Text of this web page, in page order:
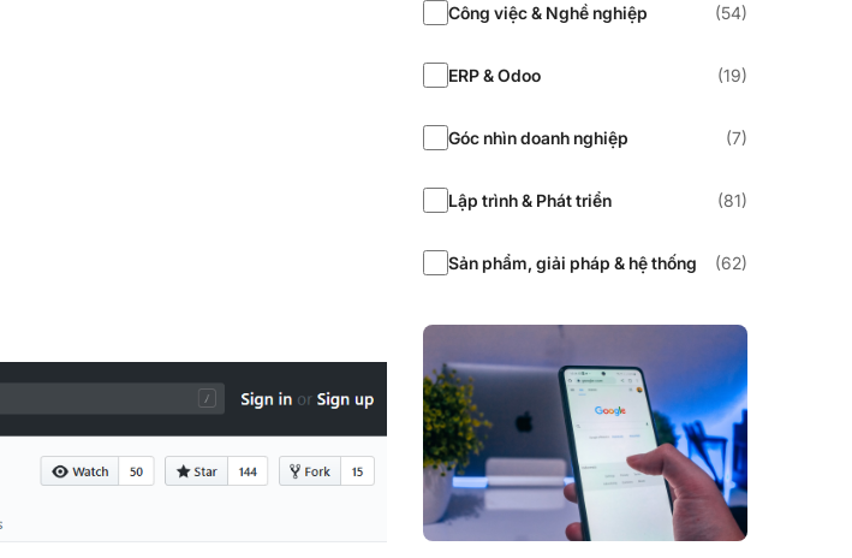
Công việc & Nghề nghiệp (54)
ERP & Odoo (19)
Góc nhìn doanh nghiệp (7)
Lập trình & Phát triển (81)
Sản phẩm, giải pháp & hệ thống (62)